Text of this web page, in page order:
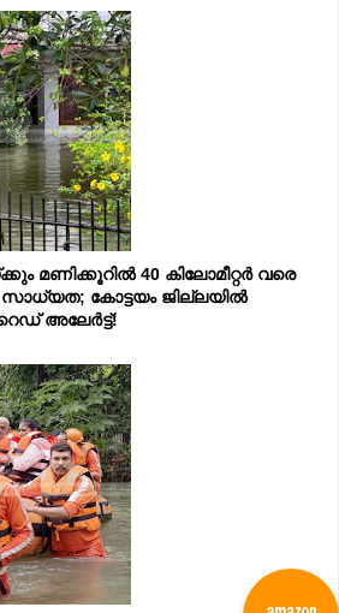
മണിക്കൂറിൽ 40 കിലോമീറ്റർ വരെ
സാധ്യത; കോട്ടയം ജില്ലയിൽ
അലേർട്ട്!